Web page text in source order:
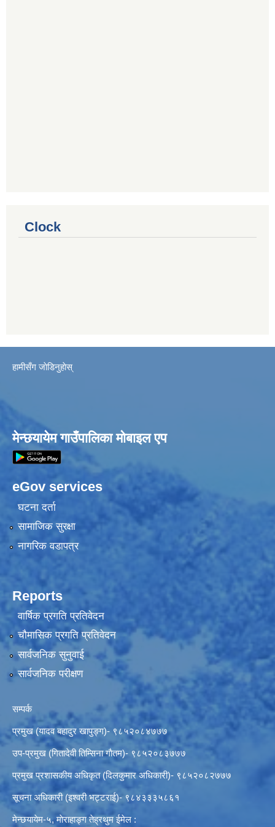
Clock
हामीसँग जाेडिनुहाेस्
मेन्छयायेम गाउँपालिका मोबाइल एप
eGov services
घटना दर्ता
सामाजिक सुरक्षा
नागरिक वडापत्र
Reports
वार्षिक प्रगति प्रतिवेदन
चौमासिक प्रगति प्रतिवेदन
सार्वजनिक सुनुवाई
सार्वजनिक परीक्षण
सम्पर्क
प्रमुख (यादव बहादुर खापुङ्ग)- ९८५२०८४७७७
उप-प्रमुख (गितादेवी तिम्सिना गाैतम)- ९८५२०८३७७७
प्रमुख प्रशासकीय अधिकृत (दिलकुमार अधिकारी)- ९८५२०८२७७७
सूचना अधिकारी (इश्वरी भट्टराई)- ९८४३३३५८६१
मेन्छयायेम-५, माेराहाङ्ग तेह्रथुम ईमेल :